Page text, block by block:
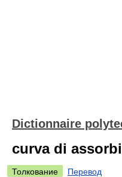
Dictionnaire
curva di
Толкование
Перевод